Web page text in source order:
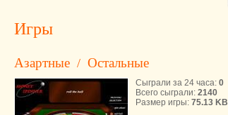
Игры
Азартные / Остальные
Сыграли за 24 часа: 0
Всего сыграли: 2140
Размер игры: 75.13 KB